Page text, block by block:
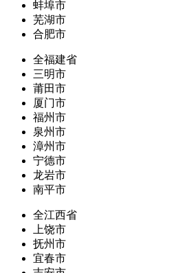
蚌埠市
芜湖市
合肥市
全福建省
三明市
莆田市
厦门市
福州市
泉州市
漳州市
宁德市
龙岩市
南平市
全江西省
上饶市
抚州市
宜春市